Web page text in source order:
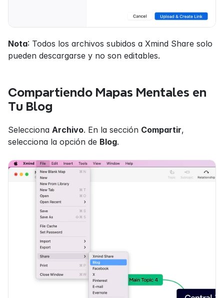
Nota: Todos los archivos subidos a Xmind Share solo
pueden descargarse y no son editables.
Compartiendo Mapas Mentales en
Tu Blog
Selecciona Archivo. En la sección Compartir,
selecciona la opción de Blog.